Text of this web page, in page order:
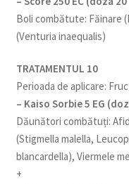
Boli combătute: Făinare
(Venturia inaequalis)
TRATAMENTUL 10
Perioada de aplicare:
– Kaiso Sorbie 5 EG
Dăunători combătuți:
(Stigmella malella,
blancardella), Viermele
+